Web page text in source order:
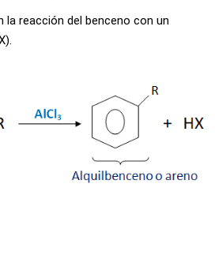
la reacción del benceno con un